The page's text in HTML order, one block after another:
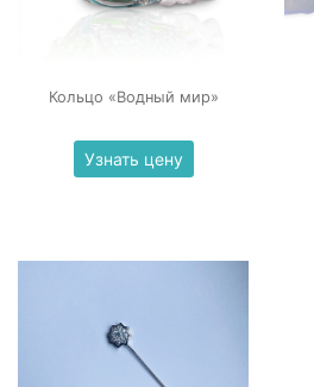
Кольцо «Водный мир»
Узнать цену